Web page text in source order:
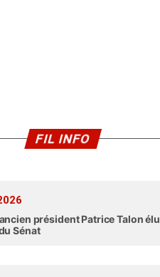
FIL INFO
président Patrice Talon élu
Sénat